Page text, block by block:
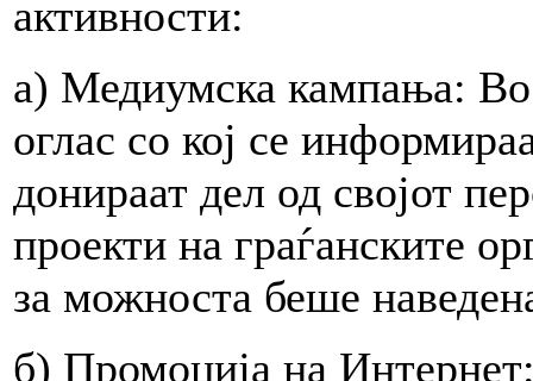
активности:
а) Медиумска кампања: Во
оглас со кој се
донираат дел од својот
проекти на граѓанските
за можноста беше
б) Промоција на